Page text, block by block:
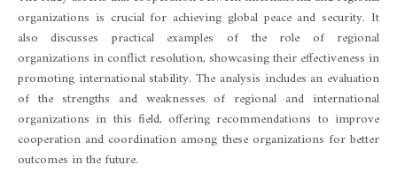
organizations is crucial for achieving global peace and security. It
also discusses practical examples of the role of regional
organizations in conflict resolution, showcasing their effectiveness in
promoting international stability. The analysis includes an evaluation
of the strengths and weaknesses of regional and international
organizations in this field, offering recommendations to improve
cooperation and coordination among these organizations for better
outcomes in the future.